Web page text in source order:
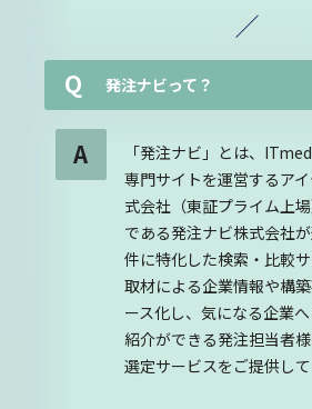
Q 発注ナビって？
A
「発注ナビ」とは、
専門サイトを運営するア
式会社（東証プライム上
である発注ナビ株式会社
件に特化した検索・比較
取材による企業情報や構
ース化し、気になる企業
紹介ができる発注担当者
選定サービスをご提供して